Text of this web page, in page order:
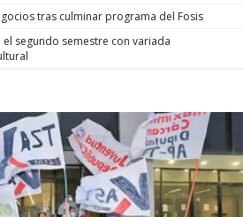
tras culminar programa del Fosis
segundo semestre con variada